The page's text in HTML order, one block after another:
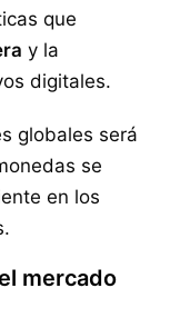
que
y la
digitales.
globales será
se
en los
mercado